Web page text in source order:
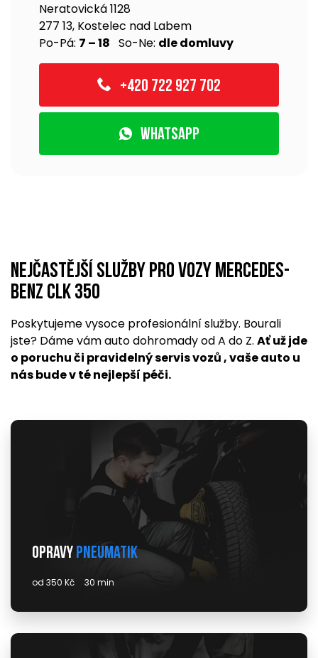
Neratovická 1128
277 13, Kostelec nad Labem
Po-Pá: 7 – 18 So-Ne: dle domluvy
+420 722 927 702
WhatsApp
Nejčastější služby pro vozy Mercedes-
Benz CLK 350
Poskytujeme vysoce profesionální služby. Bourali
jste? Dáme vám auto dohromady od A do Z. Ať už jde
o poruchu či pravidelný servis vozů , vaše auto u
nás bude v té nejlepší péči.
Opravy pneumatik
od 350 Kč 30 min